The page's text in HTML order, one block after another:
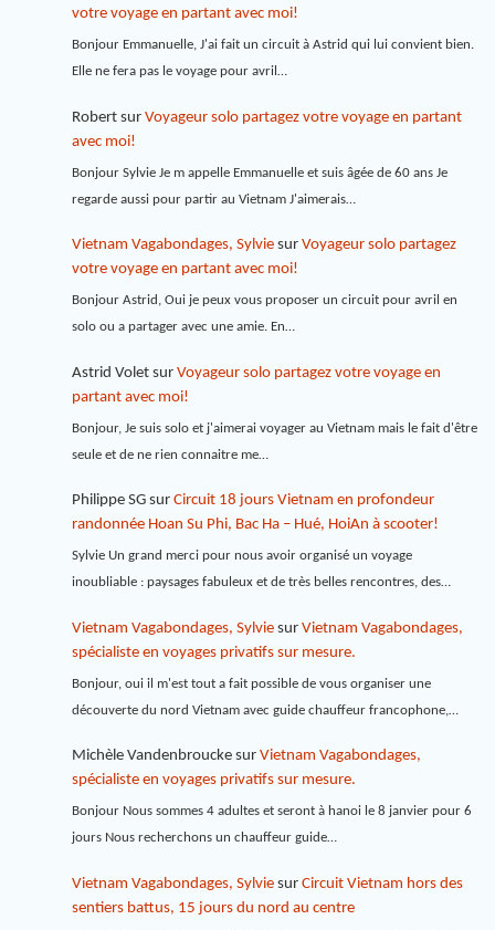
votre voyage en partant avec moi!
Bonjour Emmanuelle, J'ai fait un circuit à Astrid qui lui convient bien.
Elle ne fera pas le voyage pour avril…
Robertsur Voyageur solo partagez votre voyage en partant
avec moi!
Bonjour Sylvie Je m appelle Emmanuelle et suis âgée de 60 ans Je
regarde aussi pour partir au Vietnam J'aimerais…
Vietnam Vagabondages, Sylviesur Voyageur solo partagez
votre voyage en partant avec moi!
Bonjour Astrid, Oui je peux vous proposer un circuit pour avril en
solo ou a partager avec une amie. En…
Astrid Voletsur Voyageur solo partagez votre voyage en
partant avec moi!
Bonjour, Je suis solo et j'aimerai voyager au Vietnam mais le fait d'être
seule et de ne rien connaitre me…
Philippe SGsur Circuit 18 jours Vietnam en profondeur
randonnée Hoan Su Phi, Bac Ha – Hué, HoiAn à scooter!
Sylvie Un grand merci pour nous avoir organisé un voyage
inoubliable : paysages fabuleux et de très belles rencontres, des…
Vietnam Vagabondages, Sylviesur Vietnam Vagabondages,
spécialiste en voyages privatifs sur mesure.
Bonjour, oui il m'est tout a fait possible de vous organiser une
découverte du nord Vietnam avec guide chauffeur francophone,…
Michèle Vandenbrouckesur Vietnam Vagabondages,
spécialiste en voyages privatifs sur mesure.
Bonjour Nous sommes 4 adultes et seront à hanoi le 8 janvier pour 6
jours Nous recherchons un chauffeur guide…
Vietnam Vagabondages, Sylviesur Circuit Vietnam hors des
sentiers battus, 15 jours du nord au centre